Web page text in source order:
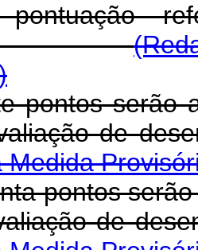
pontos serão
avaliação
pontos
avaliação